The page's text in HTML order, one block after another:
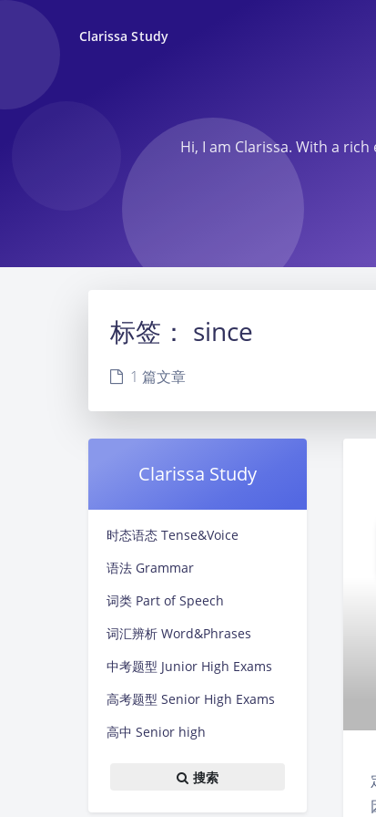
Clarissa Study
Hi, I am Clarissa. With a
标签： since
1 篇文章
Clarissa Study
时态语态 Tense&Voice
语法 Grammar
词类 Part of Speech
词汇辨析 Word&Phrases
中考题型 Junior High Exams
高考题型 Senior High Exams
高中 Senior high
搜索